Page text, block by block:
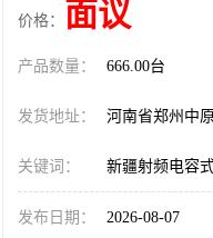
价格： 面议
产品数量： 666.00台
发货地址： 河南省郑州中
关键词： 新疆射频电容
发布日期： 2026-08-07